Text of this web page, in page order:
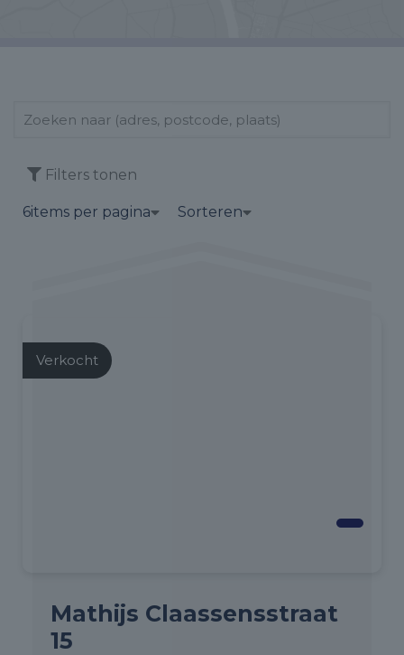
Filters tonen
6items per pagina Sorteren
Verkocht
Mathijs Claassensstraat
15